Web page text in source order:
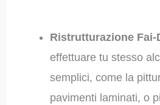
Ristrutturazione Fai-
effettuare tu stesso
semplici, come la
pavimenti laminati, o